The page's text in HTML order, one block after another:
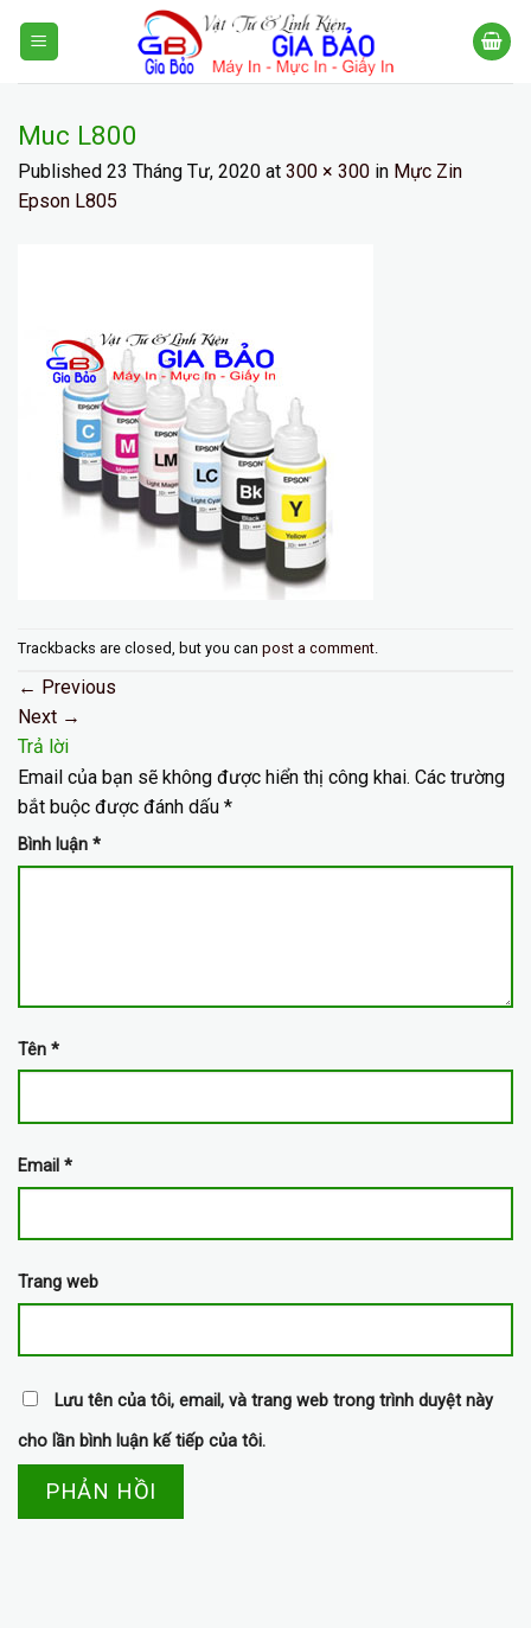
Muc L800
Published 23 Tháng Tư, 2020 at 300 × 300 in Mực Zin
Epson L805
Trackbacks are closed, but you can post a comment
← Previous
Next →
Trả lời
Email của bạn sẽ không được hiển thị công khai. Các trường
bắt buộc được đánh dấu *
Bình luận *
Tên *
Email *
Trang web
Lưu tên của tôi, email, và trang web trong trình duyệt này
cho lần bình luận kế tiếp của tôi.